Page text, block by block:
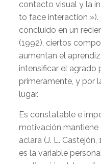
contacto visual y la
to face interaction
concluido en un
(1992), ciertos
aumentan el
intensificar el agrado
primeramente, y por
lugar.
Es constatable e
motivación mantiene
aclara (J. L.
es la variable